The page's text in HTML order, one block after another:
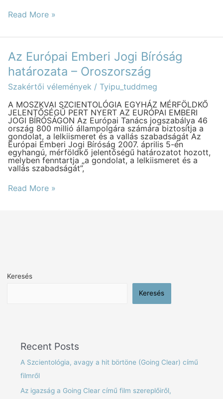
Read More »
Az Európai Emberi Jogi Bíróság
határozata – Oroszország
Szakértői vélemények / Tyipu_tuddmeg
A MOSZKVAI SZCIENTOLÓGIA EGYHÁZ MÉRFÖLDKŐ
JELENTŐSÉGŰ PERT NYERT AZ EURÓPAI EMBERI
JOGI BÍRÓSÁGON Az Európai Tanács jogszabálya 46
ország 800 millió állampolgára számára biztosítja a
gondolat, a lelkiismeret és a vallás szabadságát Az
Európai Emberi Jogi Bíróság 2007. április 5-én
egyhangú, mérföldkő jelentőségű határozatot hozott,
melyben fenntartja „a gondolat, a lelkiismeret és a
vallás szabadságát”,
Az
Európai
Emberi
Jogi
Bíróság
határozata
–
Oroszország
Read More »
Keresés
Keresés
Recent Posts
A Szcientológia, avagy a hit börtöne (Going Clear) című
filmről
Az igazság a Going Clear című film szereplőiről,